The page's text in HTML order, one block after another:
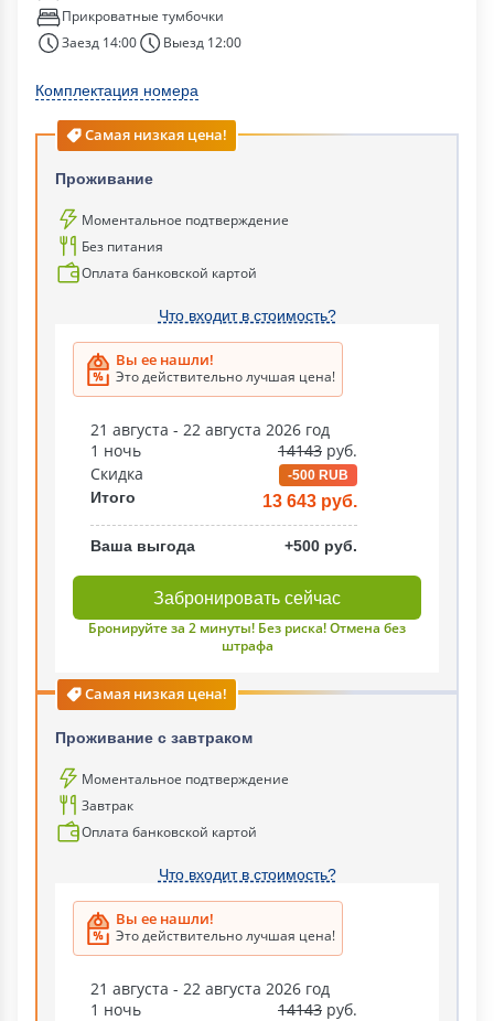
Прикроватные тумбочки
Заезд 14:00
Выезд 12:00
Комплектация номера
Самая низкая цена!
Проживание
Моментальное подтверждение
Без питания
Оплата банковской картой
Что входит в стоимость?
Вы ее нашли!
Это действительно лучшая цена!
21 августа - 22 августа 2026 год
1 ночь
14143 руб.
Скидка
-500 RUB
Итого 13 643 руб.
Ваша выгода +500 руб.
Забронировать сейчас
Бронируйте за 2 минуты! Без риска! Отмена без
штрафа
Самая низкая цена!
Проживание с завтраком
Моментальное подтверждение
Завтрак
Оплата банковской картой
Что входит в стоимость?
Вы ее нашли!
Это действительно лучшая цена!
21 августа - 22 августа 2026 год
1 ночь
14143 руб.